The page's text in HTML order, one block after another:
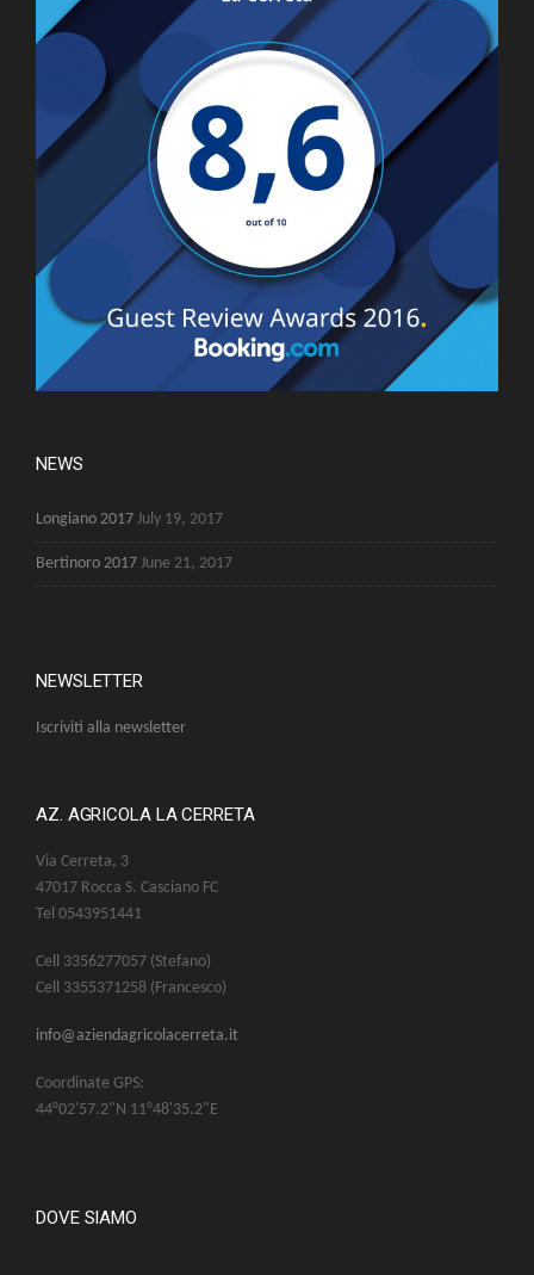
NEWS
Longiano 2017 July 19, 2017
Bertinoro 2017 June 21, 2017
NEWSLETTER
Iscriviti alla newsletter
AZ. AGRICOLA LA CERRETA
Via Cerreta, 3
47017 Rocca S. Casciano FC
Tel 0543951441
Cell 3356277057 (Stefano)
Cell 3355371258 (Francesco)
info@aziendagricolacerreta.it
Coordinate GPS:
44°02'57.2"N 11°48'35.2"E
DOVE SIAMO